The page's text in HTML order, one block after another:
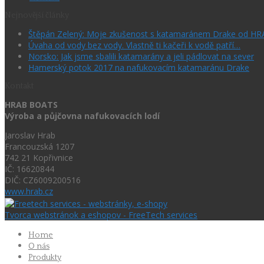
Štěpán Zelený: Moje zkušenost s katamaránem Drake od
Úvaha od vody bez vody. Vlastně ti kačeři k vodě patří…
Norsko: Jak jsme sbalili katamarány a jeli pádlovat na sever
Hamerský potok 2017 na nafukovacím katamaránu Drake
HRAB BOATS
Výroba a půjčovna nafukovacích lodí
Jaroslav Hrab
Francouzská 1207
742 21 Kopřivnice
IČ: 16620844
DIČ: CZ6009200516
www.hrab.cz
Tvorca webstránok a eshopov - FreeTech services
Home
O nás
Produkty